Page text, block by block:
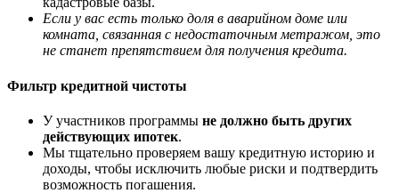
Если у вас есть только доля в аварийном доме или
комната, связанная с недостаточным метражом, это
не станет препятствием для получения кредита.
Фильтр кредитной чистоты
У участников программы не должно быть других
действующих ипотек.
Мы тщательно проверяем вашу кредитную историю и
доходы, чтобы исключить любые риски и подтвердить
возможность погашения.